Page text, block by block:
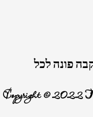
פונה לכל
Copyright © 2022